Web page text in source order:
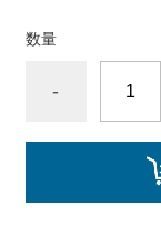
数量
-